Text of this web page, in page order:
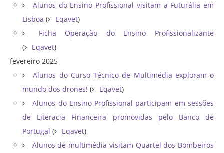
Alunos do Ensino Profissional visitam a Futurália em
Lisboa ( Eqavet)
Ficha Operação do Ensino Profissionalizante
(
Eqavet)
fevereiro 2025
Alunos do Curso Técnico de Multimédia exploram o
mundo dos drones! ( Eqavet)
Alunos do Ensino Profissional participam em sessões
de Literacia Financeira promovidas pelo Banco de
Portugal ( Eqavet)
Alunos de multimédia visitam Quartel dos Bombeiros